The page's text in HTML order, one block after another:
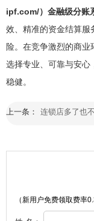
ipf.com/）金融级分账
效、精准的资金结算服
险。在竞争激烈的商业
选择专业、可靠与安心
稳健。
上一条：
（新用户免费领取费率